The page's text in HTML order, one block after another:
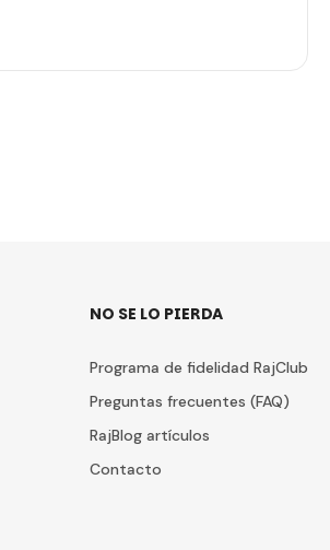
NO SE LO PIERDA
Programa de fidelidad RajClub
Preguntas frecuentes (FAQ)
RajBlog artículos
Contacto